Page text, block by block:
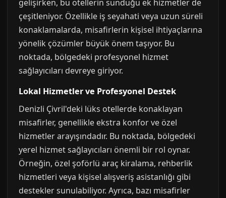
gelişirken, bu otellerin sunduğu ek hizmetler de
çeşitleniyor. Özellikle iş seyahati veya uzun süreli
konaklamalarda, misafirlerin kişisel ihtiyaçlarına
yönelik çözümler büyük önem taşıyor. Bu
noktada, bölgedeki profesyonel hizmet
sağlayıcıları devreye giriyor.
Lokal Hizmetler ve Profesyonel Destek
Denizli Çivril'deki lüks otellerde konaklayan
misafirler, genellikle ekstra konfor ve özel
hizmetler arayışındadır. Bu noktada, bölgedeki
yerel hizmet sağlayıcıları önemli bir rol oynar.
Örneğin, özel şoförlü araç kiralama, rehberlik
hizmetleri veya kişisel alışveriş asistanlığı gibi
destekler sunulabiliyor. Ayrıca, bazı misafirler